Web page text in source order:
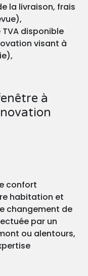
la livraison, frais
disponible
visant à
à
confort
habitation et
changement de
par un
ou alentours,